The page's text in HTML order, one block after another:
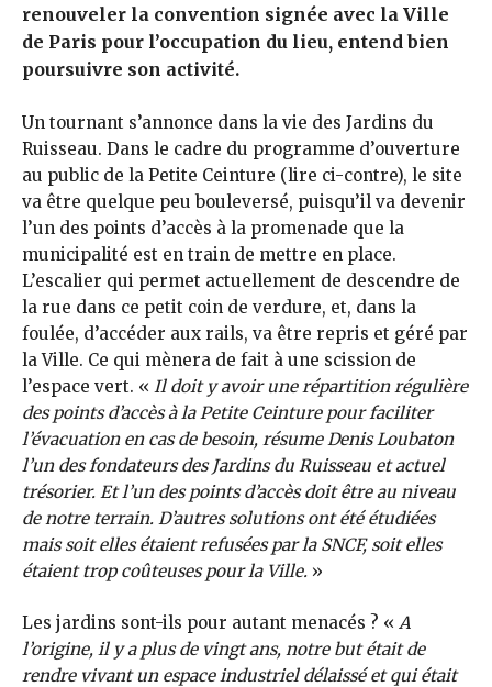
renouveler la convention signée avec la Ville
de Paris pour l’occupation du lieu, entend bien
poursuivre son activité.
Un tournant s’annonce dans la vie des Jardins du
Ruisseau. Dans le cadre du programme d’ouverture
au public de la Petite Ceinture (lire ci-contre), le site
va être quelque peu bouleversé, puisqu’il va devenir
l’un des points d’accès à la promenade que la
municipalité est en train de mettre en place.
L’escalier qui permet actuellement de descendre de
la rue dans ce petit coin de verdure, et, dans la
foulée, d’accéder aux rails, va être repris et géré par
la Ville. Ce qui mènera de fait à une scission de
l’espace vert. « Il doit y avoir une répartition régulière
des points d’accès à la Petite Ceinture pour faciliter
l’évacuation en cas de besoin, résume Denis Loubaton
l’un des fondateurs des Jardins du Ruisseau et actuel
trésorier. Et l’un des points d’accès doit être au niveau
de notre terrain. D’autres solutions ont été étudiées
mais soit elles étaient refusées par la SNCF, soit elles
étaient trop coûteuses pour la Ville. »
Les jardins sont-ils pour autant menacés ? « A
l’origine, il y a plus de vingt ans, notre but était de
rendre vivant un espace industriel délaissé et qui était